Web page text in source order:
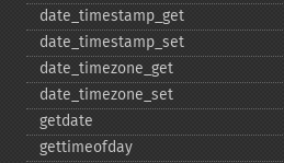
date_​timestamp_​get
date_​timestamp_​set
date_​timezone_​get
date_​timezone_​set
getdate
gettimeofday